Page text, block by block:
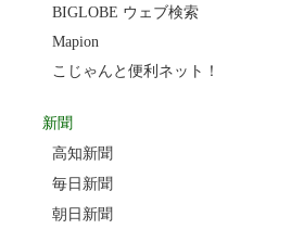
BIGLOBE ウェブ検索
Mapion
こじゃんと便利ネット！
新聞
高知新聞
毎日新聞
朝日新聞